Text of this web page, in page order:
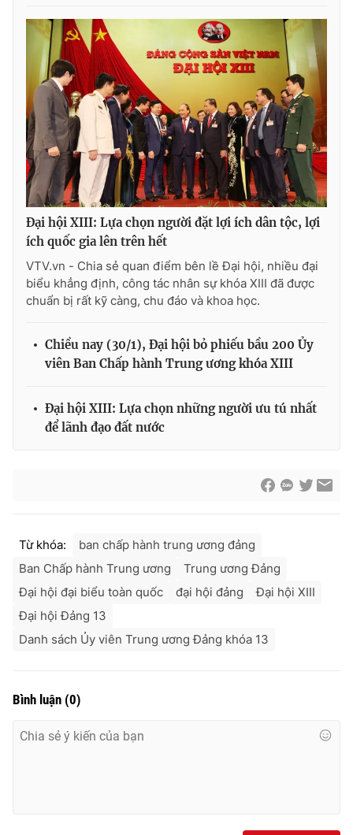
® Cấm sao chép dưới mọi hình thức nếu không có sự chấp
thuận bằng văn bản. Ghi rõ nguồn VTV.vn khi phát hành lại
thông tin từ website này.
Đại hội XIII: Lựa chọn người đặt lợi ích dân tộc, lợi
ích quốc gia lên trên hết
VTV.vn - Chia sẻ quan điểm bên lề Đại hội, nhiều đại
biểu khẳng định, công tác nhân sự khóa XIII đã được
chuẩn bị rất kỹ càng, chu đáo và khoa học.
Chiều nay (30/1), Đại hội bỏ phiếu bầu 200 Ủy
viên Ban Chấp hành Trung ương khóa XIII
Đại hội XIII: Lựa chọn những người ưu tú nhất
để lãnh đạo đất nước
Từ khóa:
ban chấp hành trung ương đảng
Ban Chấp hành Trung ương
Trung ương Đảng
Đại hội đại biểu toàn quốc
đại hội đảng
Đại hội XIII
Đại hội Đảng 13
Danh sách Ủy viên Trung ương Đảng khóa 13
Bình luận (0)